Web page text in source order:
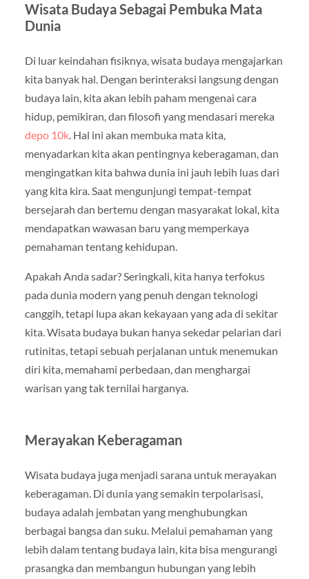
Wisata Budaya Sebagai Pembuka Mata
Dunia
Di luar keindahan fisiknya, wisata budaya mengajarkan
kita banyak hal. Dengan berinteraksi langsung dengan
budaya lain, kita akan lebih paham mengenai cara
hidup, pemikiran, dan filosofi yang mendasari mereka
depo 10k. Hal ini akan membuka mata kita,
menyadarkan kita akan pentingnya keberagaman, dan
mengingatkan kita bahwa dunia ini jauh lebih luas dari
yang kita kira. Saat mengunjungi tempat-tempat
bersejarah dan bertemu dengan masyarakat lokal, kita
mendapatkan wawasan baru yang memperkaya
pemahaman tentang kehidupan.
Apakah Anda sadar? Seringkali, kita hanya terfokus
pada dunia modern yang penuh dengan teknologi
canggih, tetapi lupa akan kekayaan yang ada di sekitar
kita. Wisata budaya bukan hanya sekedar pelarian dari
rutinitas, tetapi sebuah perjalanan untuk menemukan
diri kita, memahami perbedaan, dan menghargai
warisan yang tak ternilai harganya.
Merayakan Keberagaman
Wisata budaya juga menjadi sarana untuk merayakan
keberagaman. Di dunia yang semakin terpolarisasi,
budaya adalah jembatan yang menghubungkan
berbagai bangsa dan suku. Melalui pemahaman yang
lebih dalam tentang budaya lain, kita bisa mengurangi
prasangka dan membangun hubungan yang lebih